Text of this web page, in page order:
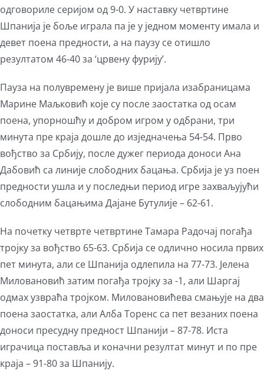
одговориле серијом од 9-0. У наставку четвртине
Шпанија је боље играла па је у једном моменту имала и
девет поена предности, а на паузу се отишло
резултатом 46-40 за ‘црвену фурију’.
Пауза на полувремену је више пријала изабраницама
Марине Маљковић које су после заостатка од осам
поена, упорношћу и добром игром у одбрани, три
минута пре краја дошле до изједначења 54-54. Прво
вођство за Србију, после дужег периода доноси Ана
Дабовић са линије слободних бацања. Србија је уз поен
предности ушла и у последњи период игре захваљујући
слободним бацањима Дајане Бутулије – 62-61.
На почетку четврте четвртине Тамара Радочај погађа
тројку за вођство 65-63. Србија се одлично носила првих
пет минута, али се Шпанија одлепила на 77-73. Јелена
Миловановић затим погађа тројку за -1, али Шаргај
одмах узвраћа тројком. Миловановићева смањује на два
поена заостатка, али Алба Торенс са пет везаних поена
доноси пресудну предност Шпанији – 87-78. Иста
играчица поставља и коначни резултат минут и по пре
краја – 91-80 за Шпанију.